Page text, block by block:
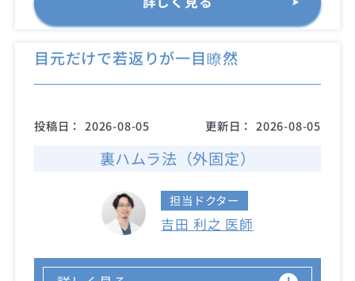
目元だけで若返りが一目瞭然
投稿日： 2026-08-05 更新日： 2026-08-05
裏ハムラ法（外固定）
担当ドクター
吉田 利之 医師